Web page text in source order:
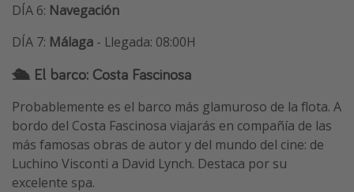
DÍA 6: Navegación
DÍA 7: Málaga - Llegada: 08:00H
🛳️ El barco: Costa Fascinosa
Probablemente es el barco más glamuroso de la flota. A
bordo del Costa Fascinosa viajarás en compañía de las
más famosas obras de autor y del mundo del cine: de
Luchino Visconti a David Lynch. Destaca por su
excelente spa.